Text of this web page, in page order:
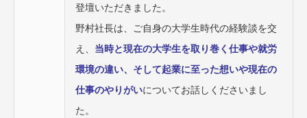
登壇いただきました。
野村社長は、ご自身の大学生時代の経験談を交
え、 当時と現在の大学生を取り巻く仕事や就労
環境の違い、そして起業に至った想いや現在の
仕事のやりがいについてお話しくださいまし
た。